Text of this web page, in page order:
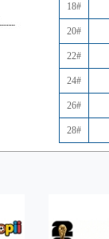
18#
20#
22#
24#
26#
28#